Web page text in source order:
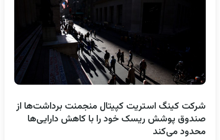
شرکت کینگ استریت کپیتال منجمنت برداشت‌ها از
صندوق پوشش ریسک خود را با کاهش دارایی‌ها
محدود می‌کند